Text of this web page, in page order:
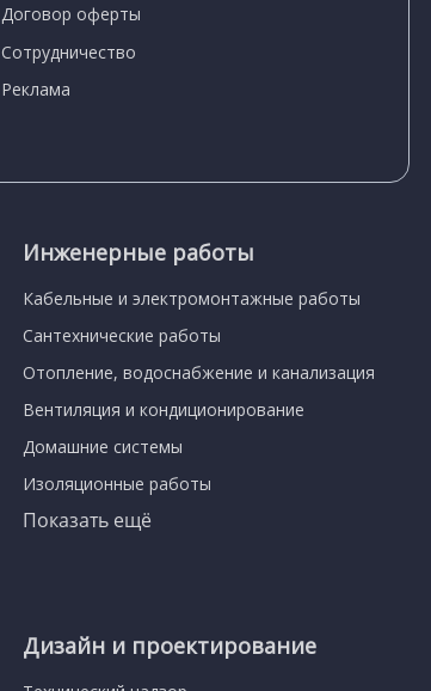
Договор оферты
Сотрудничество
Реклама
Инженерные работы
Кабельные и электромонтажные работы
Сантехнические работы
Отопление, водоснабжение и канализация
Вентиляция и кондиционирование
Домашние системы
Изоляционные работы
Показать ещё
Дизайн и проектирование